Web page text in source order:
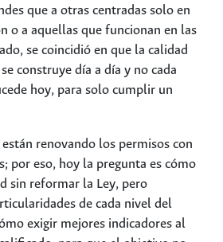
que a otras centradas solo en
o a aquellas que funcionan en las
se coincidió en que la calidad
construye día a día y no cada
hoy, para solo cumplir un
están renovando los permisos con
por eso, hoy la pregunta es cómo
sin reformar la Ley, pero
de cada nivel del
exigir mejores indicadores al